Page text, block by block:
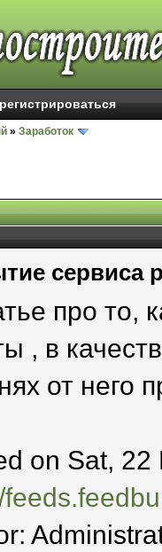
» Заработок
сервиса
про то,
, в
от него
on Sat,